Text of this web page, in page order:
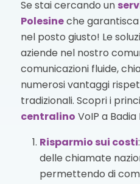
Se stai cercando un
Polesineche garantisca
nel posto giusto! Le
aziende nel nostro
comunicazioni fluide,
numerosi vantaggi
tradizionali. Scopri i
centralino VoIP a Badia
Risparmio sui costi
delle chiamate
permettendo di